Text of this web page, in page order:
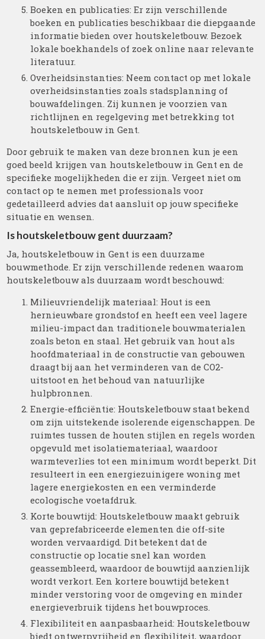
Boeken en publicaties: Er zijn verschillende
boeken en publicaties beschikbaar die diepgaande
informatie bieden over houtskeletbouw. Bezoek
lokale boekhandels of zoek online naar relevante
literatuur.
Overheidsinstanties: Neem contact op met lokale
overheidsinstanties zoals stadsplanning of
bouwafdelingen. Zij kunnen je voorzien van
richtlijnen en regelgeving met betrekking tot
houtskeletbouw in Gent.
Door gebruik te maken van deze bronnen kun je een
goed beeld krijgen van houtskeletbouw in Gent en de
specifieke mogelijkheden die er zijn. Vergeet niet om
contact op te nemen met professionals voor
gedetailleerd advies dat aansluit op jouw specifieke
situatie en wensen.
Is houtskeletbouw gent duurzaam?
Ja, houtskeletbouw in Gent is een duurzame
bouwmethode. Er zijn verschillende redenen waarom
houtskeletbouw als duurzaam wordt beschouwd:
Milieuvriendelijk materiaal: Hout is een
hernieuwbare grondstof en heeft een veel lagere
milieu-impact dan traditionele bouwmaterialen
zoals beton en staal. Het gebruik van hout als
hoofdmateriaal in de constructie van gebouwen
draagt bij aan het verminderen van de CO2-
uitstoot en het behoud van natuurlijke
hulpbronnen.
Energie-efficiëntie: Houtskeletbouw staat bekend
om zijn uitstekende isolerende eigenschappen. De
ruimtes tussen de houten stijlen en regels worden
opgevuld met isolatiemateriaal, waardoor
warmteverlies tot een minimum wordt beperkt. Dit
resulteert in een energiezuinigere woning met
lagere energiekosten en een verminderde
ecologische voetafdruk.
Korte bouwtijd: Houtskeletbouw maakt gebruik
van geprefabriceerde elementen die off-site
worden vervaardigd. Dit betekent dat de
constructie op locatie snel kan worden
geassembleerd, waardoor de bouwtijd aanzienlijk
wordt verkort. Een kortere bouwtijd betekent
minder verstoring voor de omgeving en minder
energieverbruik tijdens het bouwproces.
Flexibiliteit en aanpasbaarheid: Houtskeletbouw
biedt ontwerpvrijheid en flexibiliteit, waardoor